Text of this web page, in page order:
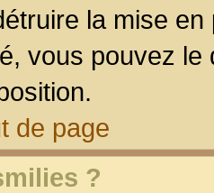
la mise
vous pouvez
de page
?